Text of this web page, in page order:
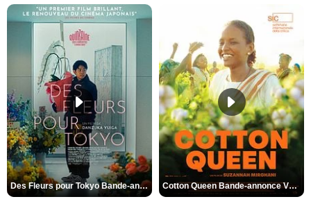
Des Fleurs pour Tokyo Bande-annonce VO STFR Cotton Queen Bande-annonce VO STFR